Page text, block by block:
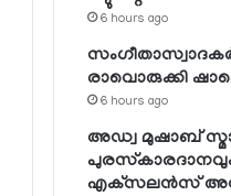
6 hours ago
രാവൊരുക്കി
6 hours ago
അഡ്വ മുഷാബ്
എക്‌സലന്‍സ്